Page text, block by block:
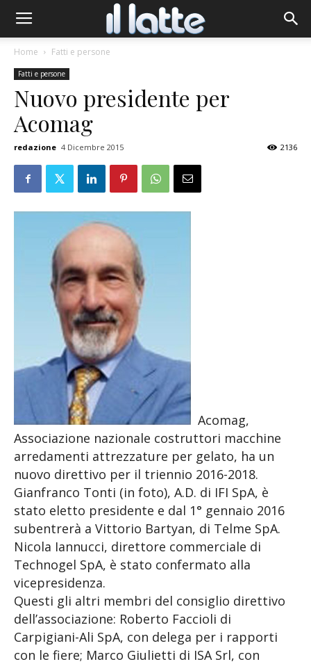
Home Fatti e persone
Fatti e persone
Nuovo presidente per
Acomag
redazione 4 Dicembre 2015 2136
Acomag,
Associazione nazionale costruttori macchine
arredamenti attrezzature per gelato, ha un
nuovo direttivo per il triennio 2016-2018.
Gianfranco Tonti (in foto), A.D. di IFI SpA, è
stato eletto presidente e dal 1° gennaio 2016
subentrerà a Vittorio Bartyan, di Telme SpA.
Nicola Iannucci, direttore commerciale di
Technogel SpA, è stato confermato alla
vicepresidenza.
Questi gli altri membri del consiglio direttivo
dell’associazione: Roberto Faccioli di
Carpigiani-Ali SpA, con delega per i rapporti
con le fiere; Marco Giulietti di ISA Srl, con